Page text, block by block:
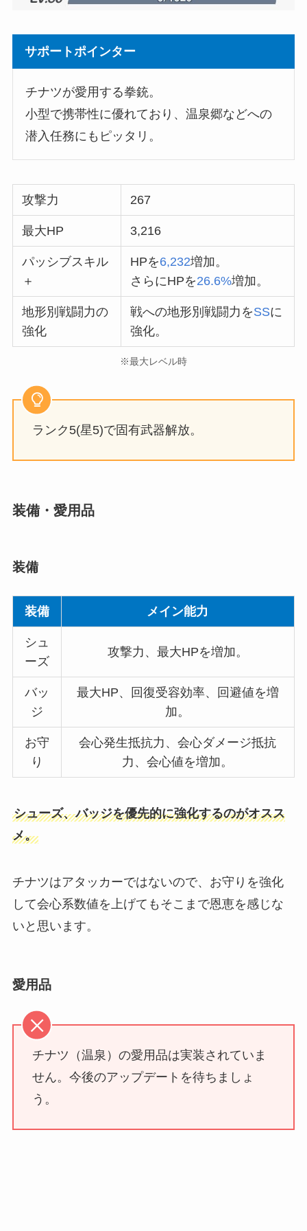
サポートポインター
チナツが愛用する拳銃。
小型で携帯性に優れており、温泉郷などへの
潜入任務にもピッタリ。
攻撃力 267
最大HP 3,216
パッシブスキル
＋
HPを6,232増加。
さらにHPを26.6%増加。
地形別戦闘力の
強化
戦への地形別戦闘力をSSに
強化。
※最大レベル時
ランク5(星5)で固有武器解放。
装備・愛用品
装備
装備 メイン能力
シュ
ーズ
攻撃力、最大HPを増加。
バッ
ジ
最大HP、回復受容効率、回避値を増
加。
お守
り
会心発生抵抗力、会心ダメージ抵抗
力、会心値を増加。
シューズ、バッジを優先的に強化するのがオスス
メ。
チナツはアタッカーではないので、お守りを強化
して会心系数値を上げてもそこまで恩恵を感じな
いと思います。
愛用品
チナツ（温泉）の愛用品は実装されていま
せん。今後のアップデートを待ちましょ
う。